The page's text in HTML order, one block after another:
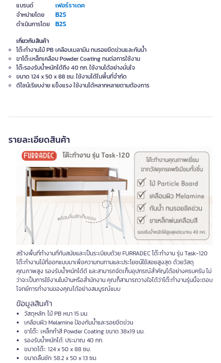
แบรนด์ เฟอร์ราเดค
จำหน่ายโดย B2S
ดำเนินการโดย B2S
เกี่ยวกับสินค้า
โต๊ะทำงานไม้ PB เคลือบเมลามีน ทนรอยขีดข่วนและกันน้ำ
ขาโต๊ะเหล็กเคลือบ Powder Coating ทนต่อการใช้งาน
โต๊ะรองรับน้ำหนักได้ถึง 40 กก. ใช้งานได้อย่างมั่นใจ
ขนาด 124 x 50 x 88 ซม. ใช้งานได้ในพื้นที่จำกัด
ดีไซน์เรียบง่าย แข็งแรง ใช้งานได้หลากหลายตามต้องการ
รายละเอียดสินค้า
สร้างพื้นที่ทำงานที่ทันสมัยและเป็นระเบียบด้วย FURRADEC โต๊ะทำงาน รุ่น Task-120
โต๊ะทำงานไม้ที่ออกแบบมาเพื่อความทนทานและประโยชน์ใช้สอยสูงสุด ด้วยวัสดุ
คุณภาพสูง รองรับน้ำหนักได้ดี และสามารถจัดเก็บอุปกรณ์สำคัญได้อย่างครบครัน ไม่
ว่าจะเป็นการใช้งานในบ้านหรือสำนักงาน คุณก็สามารถวางใจได้ว่าโต๊ะทำงานรุ่นนี้จะตอบ
โจทย์การทำงานของคุณได้อย่างสมบูรณ์แบบ
ข้อมูลสินค้า
วัสดุหลัก: ไม้ PB หนา 15 มม.
เคลือบผิว Melamine ป้องกันน้ำและรอยขีดข่วน
ขาโต๊ะ: เหล็กทำสี Powder Coating ขนาด 38x19 มม.
รองรับน้ำหนักได้: ประมาณ 40 กก.
ขนาดโต๊ะ: 124 x 50 x 88 ซม.
ขนาดลิ้นชัก: 58.2 x 50 x 13 ซม.